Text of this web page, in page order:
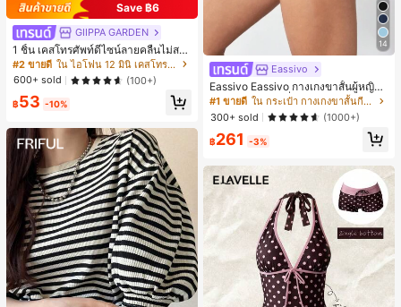
Save ฿6
GIIPPA GARDEN
1 ชิ้น เคสโทรศัพท์ดีไซน์ลายคลื่นไม่สม
มาตรสำหรับ Phone 17 Pro Max, เหม
าะสำหรับ Phone 16 Pro Max, 15 Pro
Max, 14 Pro Max, เคสโทรศัพท์สไตล์เ
กาหลีและน่าสนใจ, เข้ากันได้กับ 11/12/
13/14/15/16 Pro Max Plus, ดีไซน์หรู
ขวัญในอุดมคติสำหรับคริสต์มาส, วันว
าเลนไทน์, อีสเตอร์, ฤดูแต่งงานและวันเ
กิดสำหรับแฟนสาว
#2 ขายดี
ใน ไอโฟน 12 มินิ เคสโทรศัพท์แฟชั่น
600+ sold
(100+)
฿53 -10%
14
Eassivo
Eassivo Eassivo กางเกงขาสั้นผู้หญิงรั
น 2 ใน 1 ฤดูร้อนที่สบายและกางเกงขา
สั้นพรางแสงแดด
#1 ขายดี
ใน กระเป๋า กางเกงขาสั้นกีฬาผู้หญิง
300+ sold
(1000+)
฿261 -3%